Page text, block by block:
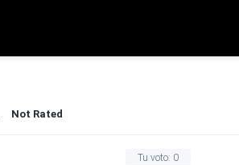
Not Rated
Tu voto: 0